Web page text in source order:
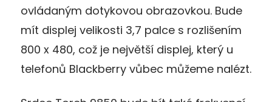
ovládaným dotykovou obrazovkou. Bude
mít displej velikosti 3,7 palce s rozlišením
800 x 480, což je největší displej, který u
telefonů Blackberry vůbec můžeme nalézt.